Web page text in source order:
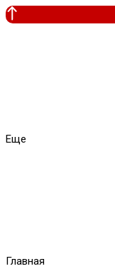
Еще
Главная